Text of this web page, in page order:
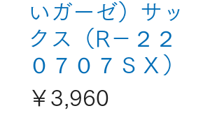
いガーゼ）サッ
クス（R－２２
０７０７ＳＸ）
￥3,960